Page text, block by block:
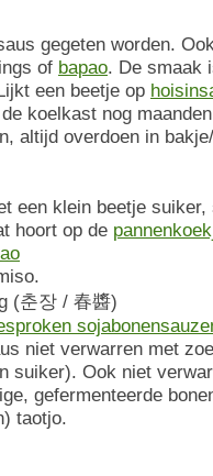
gegeten worden.
of bapao. De smaak
een beetje op
koelkast nog
altijd overdoen in
een klein beetje
hoort op de
(춘장 / 春醬)
niet verwarren met
suiker). Ook niet
gefermenteerde
taotjo.